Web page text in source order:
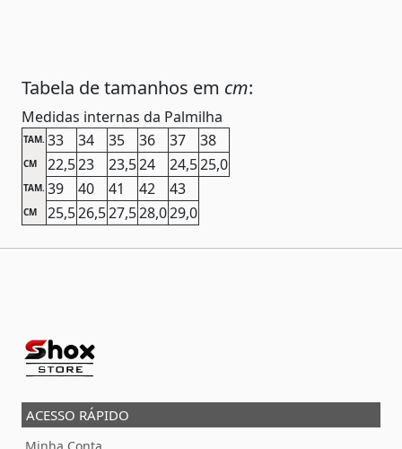
Tabela de tamanhos em cm:
Medidas internas da Palmilha
TAM. 33 34 35 36 37 38
CM 22,523 23,524 24,525,0
TAM. 39 40 41 42 43
CM 25,526,527,528,029,0
ACESSO RÁPIDO